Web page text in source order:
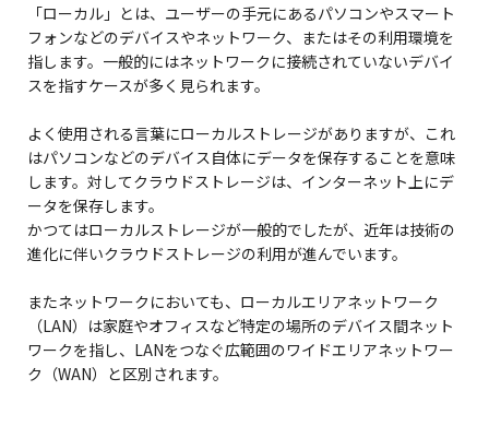
「ローカル」とは、ユーザーの手元にあるパソコンやスマート
フォンなどのデバイスやネットワーク、またはその利用環境を
指します。一般的にはネットワークに接続されていないデバイ
スを指すケースが多く見られます。
よく使用される言葉にローカルストレージがありますが、これ
はパソコンなどのデバイス自体にデータを保存することを意味
します。対してクラウドストレージは、インターネット上にデ
ータを保存します。
かつてはローカルストレージが一般的でしたが、近年は技術の
進化に伴いクラウドストレージの利用が進んでいます。
またネットワークにおいても、ローカルエリアネットワーク
（LAN）は家庭やオフィスなど特定の場所のデバイス間ネット
ワークを指し、LANをつなぐ広範囲のワイドエリアネットワー
ク（WAN）と区別されます。